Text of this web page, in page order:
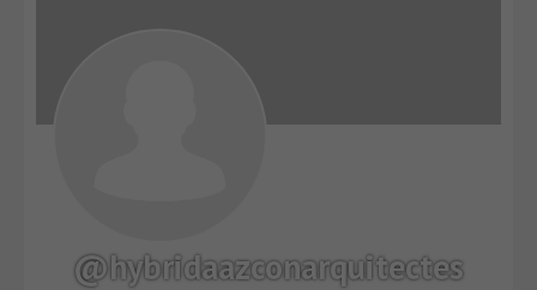
@hybridaazconarquitectes